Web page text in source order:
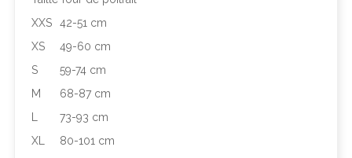
XXS
42-51 cm
XS
49-60 cm
S
59-74 cm
M
68-87 cm
73-93 cm
XL
80-101 cm